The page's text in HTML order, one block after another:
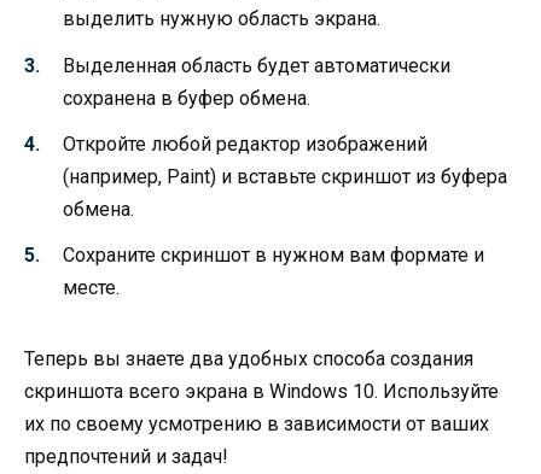
выделить нужную область экрана.
Выделенная область будет автоматически
сохранена в буфер обмена.
Откройте любой редактор изображений
(например, Paint) и вставьте скриншот из буфера
обмена.
Сохраните скриншот в нужном вам формате и
месте.
Теперь вы знаете два удобных способа создания
скриншота всего экрана в Windows 10. Используйте
их по своему усмотрению в зависимости от ваших
предпочтений и задач!